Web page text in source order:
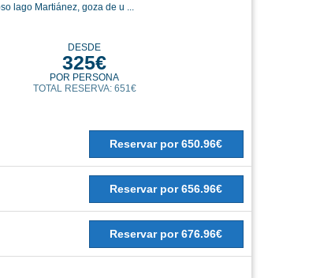
lago Martiánez, goza de u ...
DESDE
325€
POR PERSONA
TOTAL RESERVA: 651€
Reservar por 650.96€
Reservar por 656.96€
Reservar por 676.96€